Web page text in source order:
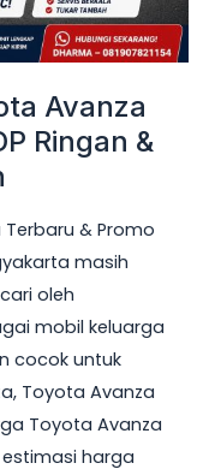
Avanza
Ringan &
& Promo
masih
oleh
mobil keluarga
cocok untuk
Toyota Avanza
Toyota Avanza
harga